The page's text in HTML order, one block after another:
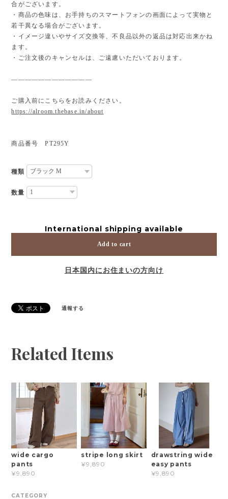
合がございます。
・商品の色味は、お手持ちのスマートフォンの画面によって実物と
若干異なる場合がございます。
・イメージ違いやサイズ交換等、不良品以外の返品は対応出来かね
ます。
・ご注文後のキャンセルは、ご遠慮いただいております。
————————————
ご購入前にこちらをお読みください。
https://alroom.thebase.in/about
商品番号 PT295Y
種類
数量
International shipping available
Add to cart
日本国内にお住まいの方向け
通報する
Related Items
wide cargo
pants
¥9,890
stripe long skirt
¥9,890
drawstring wide
easy pants
¥9,890
CATEGORY